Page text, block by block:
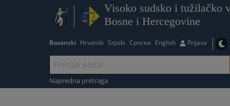
Visoko sudsko i tužilačko
Bosne i Hercegovine
Bosanski Hrvatski Srpski Српски English Prijava
Napredna pretraga